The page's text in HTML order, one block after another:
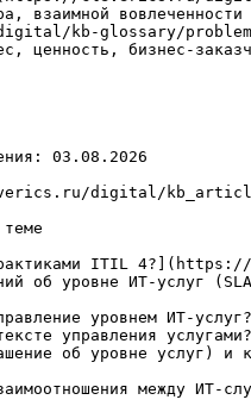
взаимной
kb-glossary/problem/).
ценность, бизнес-
03.08.2026
digital/
ITIL
об уровне ИТ-
уровнем ИТ-
управления
об уровне
между